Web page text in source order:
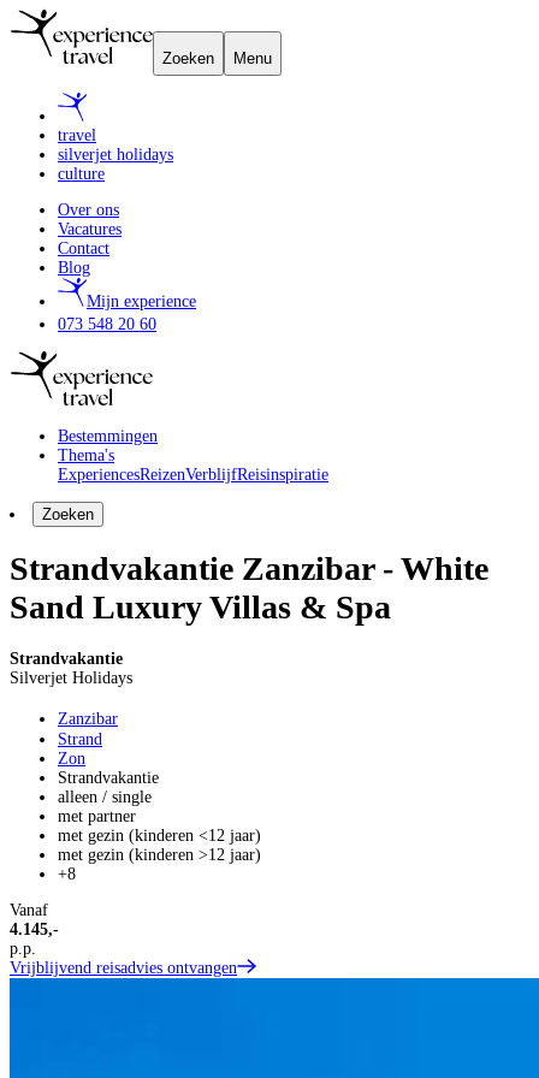
Zoeken Menu
travel
silverjet holidays
culture
Over ons
Vacatures
Contact
Blog
Mijn experience
073 548 20 60
Bestemmingen
Thema's
ExperiencesReizenVerblijfReisinspiratie
Zoeken
Strandvakantie Zanzibar - White
Sand Luxury Villas & Spa
Strandvakantie
Silverjet Holidays
Zanzibar
Strand
Zon
Strandvakantie
alleen / single
met partner
met gezin (kinderen <12 jaar)
met gezin (kinderen >12 jaar)
+8
Vanaf
4.145,-
p.p.
Vrijblijvend reisadvies ontvangen